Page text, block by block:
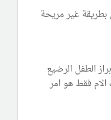
غير مريحة
الطفل الرضيع
فقط هو امر